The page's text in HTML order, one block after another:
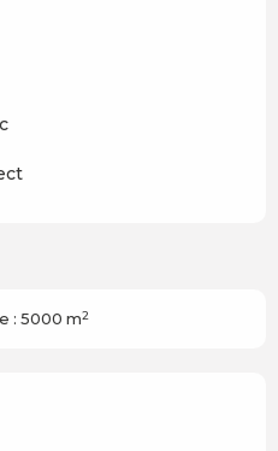
: 5000 m2